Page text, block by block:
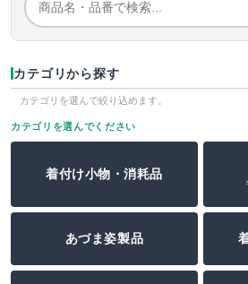
カテゴリから探す
カテゴリを選んで絞り込めます。
カテゴリを選んでください
着付け小物・消耗品
あづま姿製品